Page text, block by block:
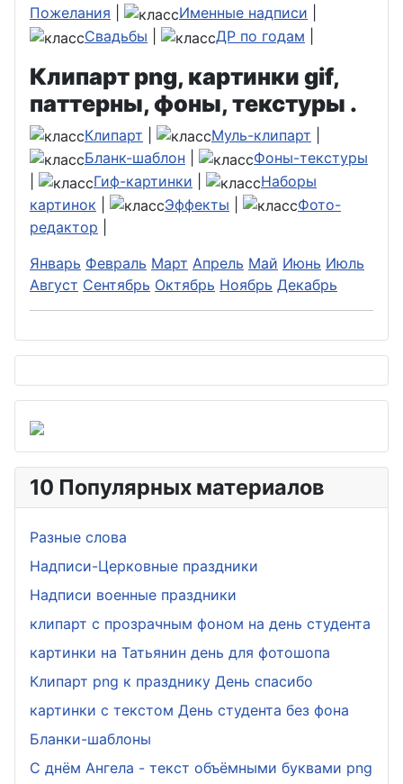
Пожелания
Именные надписи
Свадьбы
ДР по годам
Клипарт png, картинки gif,
паттерны, фоны, текстуры .
Клипарт Муль-клипарт
Бланк-шаблон
Фоны-текстуры
Гиф-картинки
Наборы
картинок
Эффекты
Фото-
редактор
Январь Февраль Март Апрель Май Июнь Июль
Август Сентябрь Октябрь Ноябрь Декабрь
10 Популярных материалов
Разные слова
Надписи-Церковные праздники
Надписи военные праздники
клипарт с прозрачным фоном на день студента
картинки на Татьянин день для фотошопа
Клипарт png к празднику День спасибо
картинки с текстом День студента без фона
Бланки-шаблоны
С днём Ангела - текст объёмными буквами png